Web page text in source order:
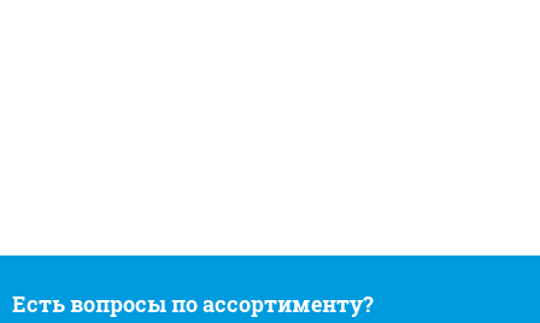
Есть вопросы по ассортименту?